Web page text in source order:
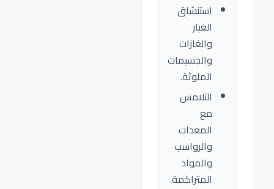
استنشاق
الغبار
والغازات
والجسيمات
الملوثة.
التلامس
مع
المعدات
والرواسب
والمواد
المتراكمة.